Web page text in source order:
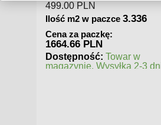
439.00 PLN
Ilość m2 w paczce 3.336
Cena za paczkę:
Dostępność:
magazynie. Wysyłka 2-3 dni.